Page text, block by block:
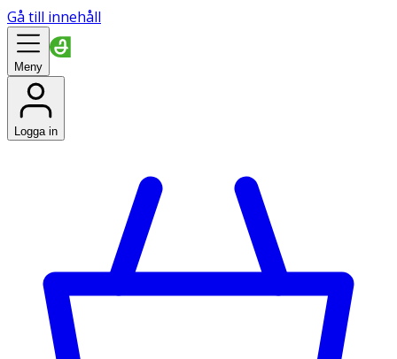
Gå till innehåll
Meny
Logga in